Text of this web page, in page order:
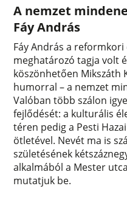
A nemzet
Fáy András
Fáy András a
meghatározó tagja volt
köszönhetően Mikszáth
humorral – a nemzet
Valóban több szálon
fejlődését: a kulturális
téren pedig a Pesti
ötletével. Nevét ma is
születésének
alkalmából a Mester
mutatjuk be.